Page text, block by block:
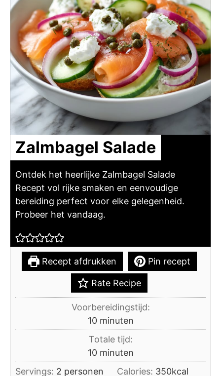
Zalmbagel Salade
Ontdek het heerlijke Zalmbagel Salade
Recept vol rijke smaken en eenvoudige
bereiding perfect voor elke gelegenheid.
Probeer het vandaag.
Recept afdrukken Pin recept
Rate Recipe
Voorbereidingstijd:
10minuten
minuten
Totale tijd:
10minuten
minuten
Servings: 2 personen Calories: 350kcal